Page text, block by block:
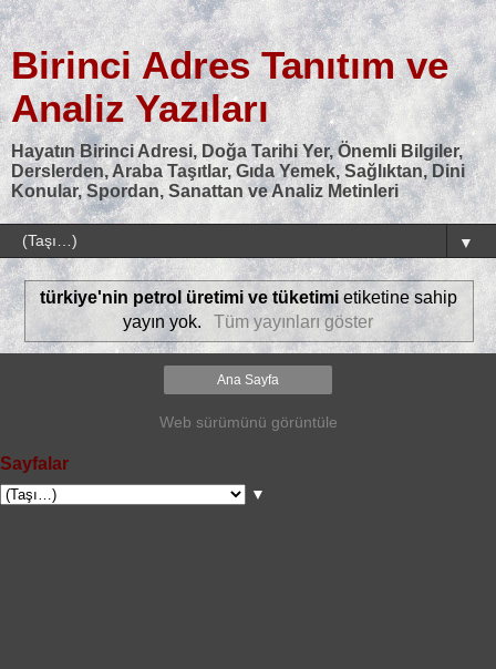
Birinci Adres Tanıtım ve
Analiz Yazıları
Hayatın Birinci Adresi, Doğa Tarihi Yer, Önemli Bilgiler,
Derslerden, Araba Taşıtlar, Gıda Yemek, Sağlıktan, Dini
Konular, Spordan, Sanattan ve Analiz Metinleri
▼
türkiye'nin petrol üretimi ve tüketimietiketine sahip
yayın yok.
Tüm yayınları göster
Ana Sayfa
Web sürümünü görüntüle
Sayfalar
▼